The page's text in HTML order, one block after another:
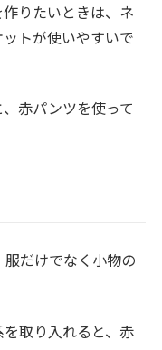
りたいときは、ネ
トが使いやすいで
赤パンツを使って
だけでなく小物の
取り入れると、赤